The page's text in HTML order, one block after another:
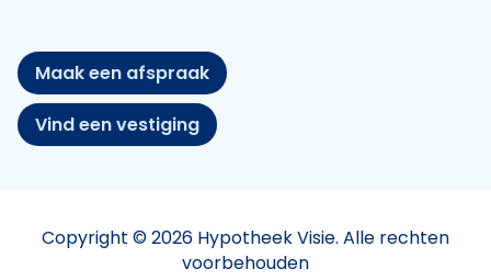
Maak een afspraak
Vind een vestiging
Copyright © 2026 Hypotheek Visie. Alle rechten
voorbehouden